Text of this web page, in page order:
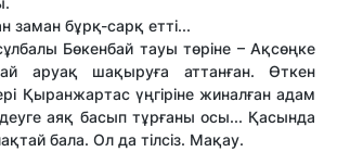
заман бұрқ-сарқ етті...
Бөкенбай тауы төріне – Ақсөңке
аруақ шақыруға аттанған. Өткен
Қыранжартас үңгіріне жиналған адам
аяқ басып тұрғаны осы... Қасында
бала. Ол да тілсіз. Мақау.